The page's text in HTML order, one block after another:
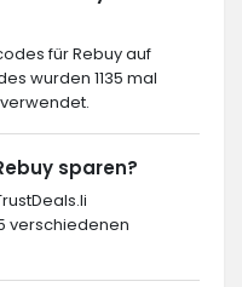
für Rebuy auf
wurden 1135 mal
sparen?
verschiedenen